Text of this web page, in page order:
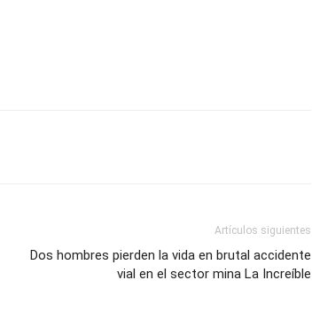
Artículos siguientes
Dos hombres pierden la vida en brutal accidente
vial en el sector mina La Increíble